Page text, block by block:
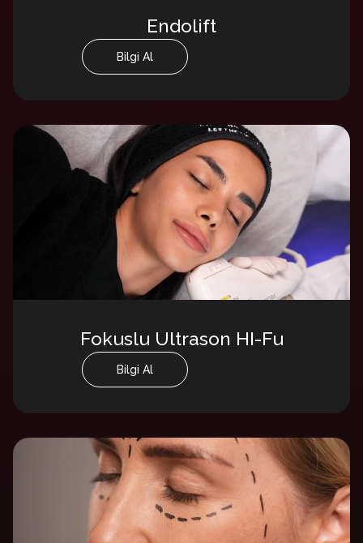
Endolift
Bilgi Al
Fokuslu Ultrason HI-Fu
Bilgi Al